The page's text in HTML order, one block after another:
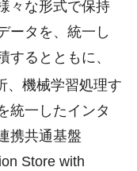
々な形式で保持
ータを、統一し
するとともに、
、機械学習処理す
統一したインタ
携共通基盤
Store with